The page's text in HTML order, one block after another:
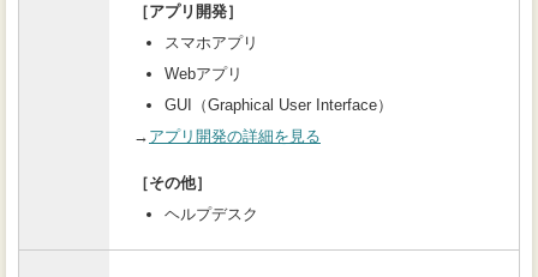
［アプリ開発］
スマホアプリ
Webアプリ
GUI（Graphical User Interface）
→ アプリ開発の詳細を見る
［その他］
ヘルプデスク